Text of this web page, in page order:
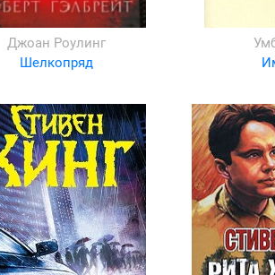
Джоан Роулинг
Шелкопряд